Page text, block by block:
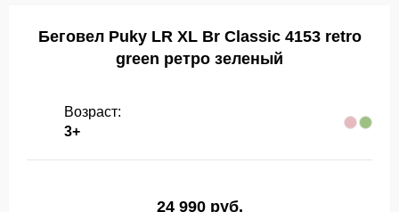
Беговел Puky LR XL Br Classic 4153 retro
green ретро зеленый
Возраст:
3+
24 990 руб.